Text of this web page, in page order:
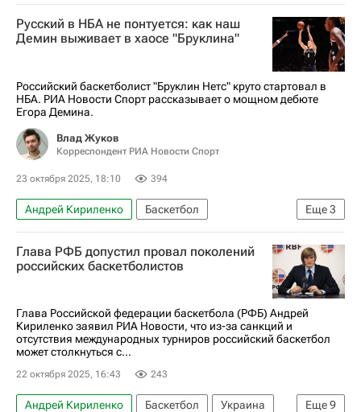
Российская федерация баскетбола (РФБ)
FIBA
Александр Ковалев
Русский в НБА не понтуется: как наш
Демин выживает в хаосе "Бруклина"
Российский баскетболист "Бруклин Нетс" круто стартовал в
НБА. РИА Новости Спорт рассказывает о мощном дебюте
Егора Демина.
Влад Жуков
Корреспондент РИА Новости Спорт
23 октября 2025, 18:10 394
Еще3
Андрей Кириленко
Баскетбол
Майкл Портер
Тимофей Мозгов НБА
Глава РФБ допустил провал поколений
российских баскетболистов
Глава Российской федерации баскетбола (РФБ) Андрей
Кириленко заявил РИА Новости, что из-за санкций и
отсутствия международных турниров российский баскетбол
может столкнуться с...
22 октября 2025, 16:43 243
Еще9
Андрей Кириленко Баскетбол
Украина